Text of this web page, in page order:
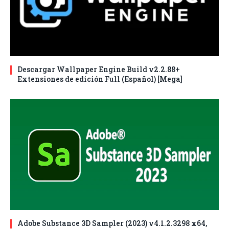
Descargar Wallpaper Engine Build v2.2.88+
Extensiones de edición Full (Español) [Mega]
Adobe Substance 3D Sampler (2023) v4.1.2.3298 x64,